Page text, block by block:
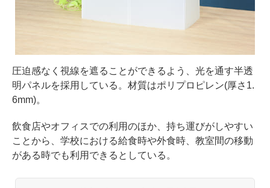
圧迫感なく視線を遮ることができるよう、光を通す半透
明パネルを採用している。材質はポリプロピレン(厚さ1.
6mm)。
飲食店やオフィスでの利用のほか、持ち運びがしやすい
ことから、学校における給食時や外食時、教室間の移動
がある時でも利用できるとしている。